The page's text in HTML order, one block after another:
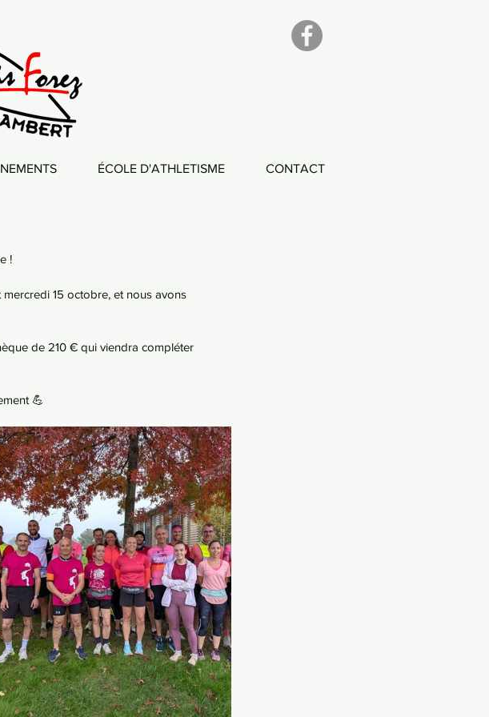
ÉCOLE D'ATHLETISME CONTACT
!
15 octobre, et nous avons
de 210 € qui viendra compléter
💪